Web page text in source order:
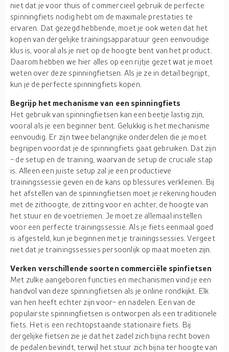
niet dat je voor thuis of commercieel gebruik de perfecte
spinningfiets nodig hebt om de maximale prestaties te
ervaren. Dat gezegd hebbende, moet je ook weten dat het
kopen van dergelijke trainingsapparatuur geen eenvoudige
klus is, vooral als je niet op de hoogte bent van het product.
Daarom hebben we hier alles op een rijtje gezet wat je moet
weten over deze spinningfietsen. Als je ze in detail begrijpt,
kun je de perfecte spinningfiets kopen.
Begrijp het mechanisme van een spinningfiets
Het gebruik van spinningfietsen kan een beetje lastig zijn,
vooral als je een beginner bent. Gelukkig is het mechanisme
eenvoudig. Er zijn twee belangrijke onderdelen die je moet
begrijpen voordat je de spinningfiets gaat gebruiken. Dat zijn
- de setup en de training, waarvan de setup de cruciale stap
is. Alleen een juiste setup zal je een productieve
trainingssessie geven en de kans op blessures verkleinen. Bij
het afstellen van de spinningfietsen moet je rekening houden
met de zithoogte, de zitting voor en achter, de hoogte van
het stuur en de voetriemen. Je moet ze allemaal instellen
voor een perfecte trainingssessie. Als je fiets eenmaal goed
is afgesteld, kun je beginnen met je trainingssessies. Vergeet
niet dat je trainingssessies persoonlijk op maat moeten zijn.
Verken verschillende soorten commerciële spinfietsen
Met zulke aangeboren functies en mechanismen vind je een
handvol van deze spinningfietsen als je online rondkijkt. Elk
van hen heeft echter zijn voor- en nadelen. Een van de
populairste spinningfietsen is ontworpen als een traditionele
fiets. Het is een rechtopstaande stationaire fiets. Bij
dergelijke fietsen zie je dat het zadel zich bijna recht boven
de pedalen bevindt, terwijl het stuur zich bijna ter hoogte van